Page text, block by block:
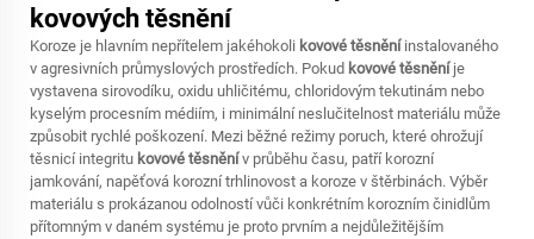
kovových těsnění
Koroze je hlavním nepřítelem jakéhokoli kovové těsnění instalovaného
v agresivních průmyslových prostředích. Pokud kovové těsnění je
vystavena sirovodíku, oxidu uhličitému, chloridovým tekutinám nebo
kyselým procesním médiím, i minimální neslučitelnost materiálu může
způsobit rychlé poškození. Mezi běžné režimy poruch, které ohrožují
těsnicí integritu kovové těsněnív průběhu času, patří korozní
jamkování, napěťová korozní trhlinovost a koroze v štěrbinách. Výběr
materiálu s prokázanou odolností vůči konkrétním korozním činidlům
přítomným v daném systému je proto prvním a nejdůležitějším